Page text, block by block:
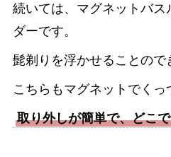
続いては、マグネットバ
ダーです。
髭剃りを浮かせることので
こちらもマグネットでくっ
取り外しが簡単で、どこ